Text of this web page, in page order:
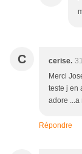
C cerise.
Merci
teste j en
adore ...a
Répondre